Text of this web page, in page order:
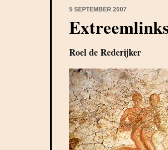
5 SEPTEMBER 2007
Roel de Rederijker